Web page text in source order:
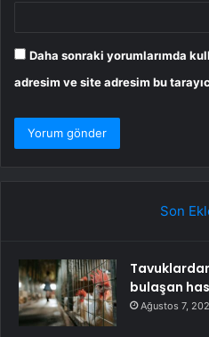
Daha sonraki yorumlarımda
adresim ve site adresim bu
Son
bulaşan
Ağustos 7,